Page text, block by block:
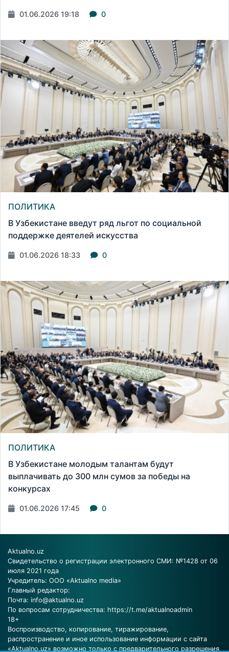
01.06.2026 19:18 0
ПОЛИТИКА
В Узбекистане введут ряд льгот по социальной
поддержке деятелей искусства
01.06.2026 18:33 0
ПОЛИТИКА
В Узбекистане молодым талантам будут
выплачивать до 300 млн сумов за победы на
конкурсах
01.06.2026 17:45 0
Aktualno.uz
Свидетельство о регистрации электронного СМИ: №1428 от 06
июля 2021 года
Учредитель: ООО «Aktualno media»
Главный редактор:
Почта: info@aktualno.uz
По вопросам сотрудничества: https://t.me/aktualnoadmin
18+
Воспроизводство, копирование, тиражирование,
распространение и иное использование информации с сайта
«Aktualno.uz» возможно только с предварительного разрешения